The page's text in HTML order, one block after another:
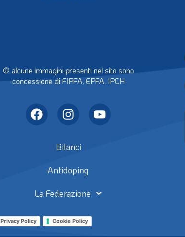
© alcune immagini presenti nel sito sono
concessione di FIPFA, EPFA, IPCH
Bilanci
Antidoping
La Federazione
Privacy Policy Cookie Policy